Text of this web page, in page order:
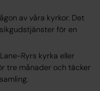
av våra kyrkor. Det
för en
Ryrs kyrka eller
tre månader och täcker